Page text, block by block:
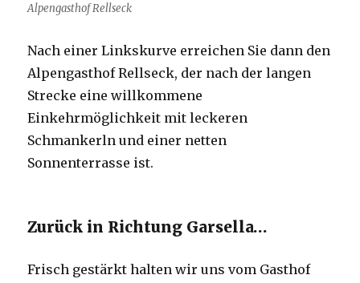
Alpengasthof Rellseck
Nach einer Linkskurve erreichen Sie dann den
Alpengasthof Rellseck, der nach der langen
Strecke eine willkommene
Einkehrmöglichkeit mit leckeren
Schmankerln und einer netten
Sonnenterrasse ist.
Zurück in Richtung Garsella…
Frisch gestärkt halten wir uns vom Gasthof